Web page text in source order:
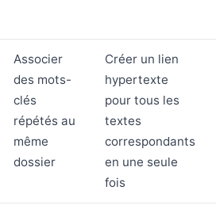
Associer
des mots-
clés
répétés au
même
dossier
Créer un lien
hypertexte
pour tous les
textes
correspondants
en une seule
fois